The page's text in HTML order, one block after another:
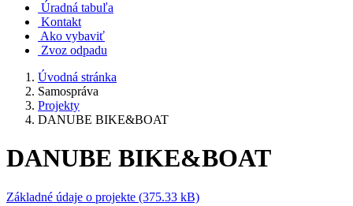
Úradná tabuľa
Kontakt
Ako vybaviť
Zvoz odpadu
Úvodná stránka
Samospráva
Projekty
DANUBE BIKE&BOAT
DANUBE BIKE&BOAT
Základné údaje o projekte (375.33 kB)